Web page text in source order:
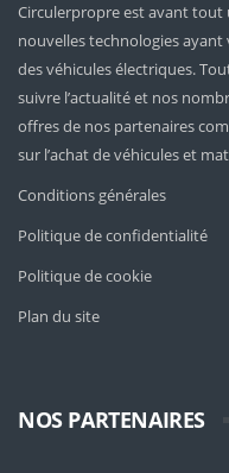
Circulerpropre est avant tout
nouvelles technologies
des véhicules électriques.
suivre l’actualité et nos
offres de nos partenaires
sur l’achat de véhicules et
Conditions générales
Politique de confidentialité
Politique de cookie
Plan du site
NOS PARTENAIRES